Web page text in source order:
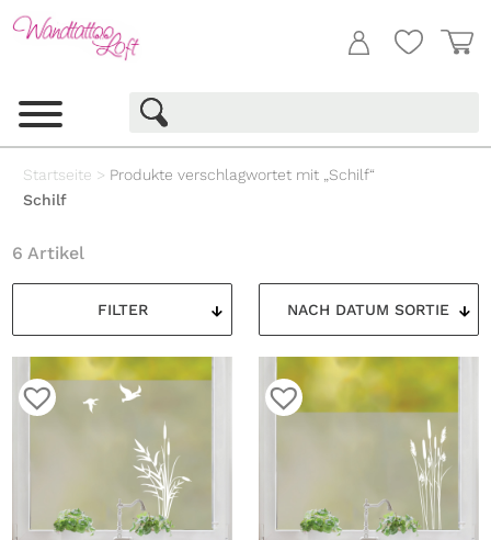
Startseite > Produkte verschlagwortet mit „Schilf“
Schilf
FILTER
6 Artikel